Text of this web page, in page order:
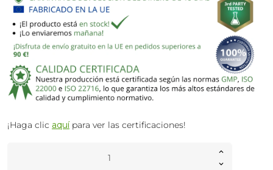
¡Haga clic aquí para ver las certificaciones!